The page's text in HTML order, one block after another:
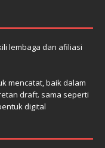
lembaga dan afiliasi
mencatat, baik dalam
draft. sama seperti
digital